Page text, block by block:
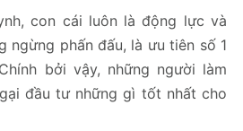
con cái luôn là động lực và
ngừng phấn đấu, là ưu tiên số 1
bởi vậy, những người làm
đầu tư những gì tốt nhất cho